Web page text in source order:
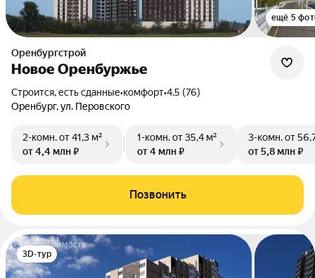
ещё 5
Оренбургстрой
Новое Оренбуржье
Строится, есть сданные•комфорт•4.5 (76)
Оренбург, ул. Перовского
2-комн.от 41,3 м²
от 4,4 млн ₽
1-комн.от 35,4 м²
от 4 млн ₽
3-комн.от
от 5,8 млн ₽
Позвонить
3D-тур